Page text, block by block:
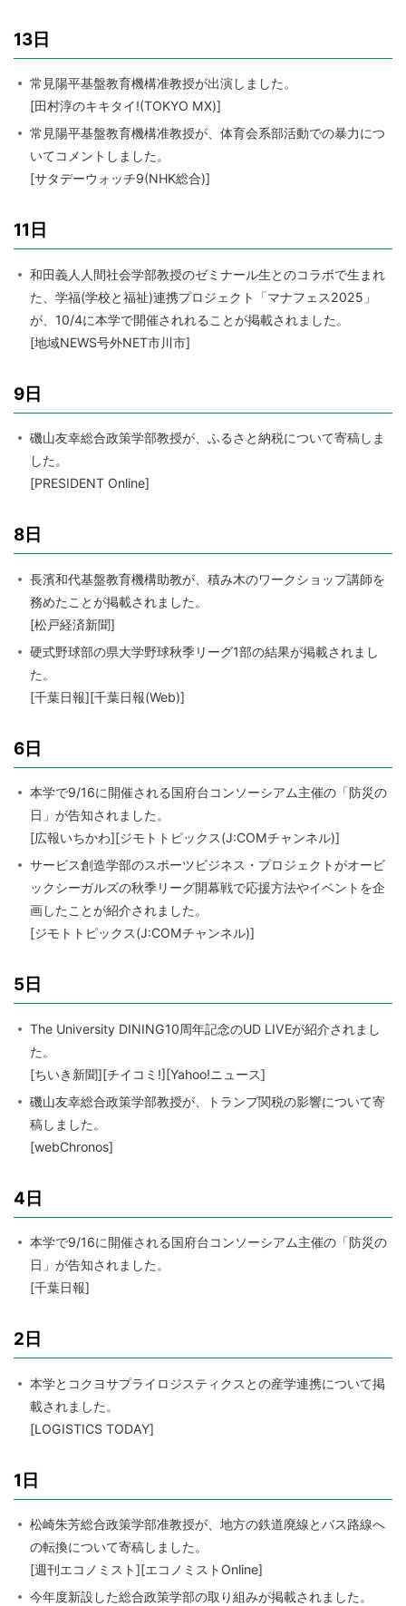
13日
常見陽平基盤教育機構准教授が出演しました。
[田村淳のキキタイ!(TOKYO MX)]
常見陽平基盤教育機構准教授が、体育会系部活動での暴力につ
いてコメントしました。
[サタデーウォッチ9(NHK総合)]
11日
和田義人人間社会学部教授のゼミナール生とのコラボで生まれ
た、学福(学校と福祉)連携プロジェクト「マナフェス2025」
が、10/4に本学で開催されれることが掲載されました。
[地域NEWS号外NET市川市]
9日
磯山友幸総合政策学部教授が、ふるさと納税について寄稿しま
した。
[PRESIDENT Online]
8日
長濱和代基盤教育機構助教が、積み木のワークショップ講師を
務めたことが掲載されました。
[松戸経済新聞]
硬式野球部の県大学野球秋季リーグ1部の結果が掲載されまし
た。
[千葉日報][千葉日報(Web)]
6日
本学で9/16に開催される国府台コンソーシアム主催の「防災の
日」が告知されました。
[広報いちかわ][ジモトトピックス(J:COMチャンネル)]
サービス創造学部のスポーツビジネス・プロジェクトがオービ
ックシーガルズの秋季リーグ開幕戦で応援方法やイベントを企
画したことが紹介されました。
[ジモトトピックス(J:COMチャンネル)]
5日
The University DINING10周年記念のUD LIVEが紹介されまし
た。
[ちいき新聞][チイコミ!][Yahoo!ニュース]
磯山友幸総合政策学部教授が、トランプ関税の影響について寄
稿しました。
[webChronos]
4日
本学で9/16に開催される国府台コンソーシアム主催の「防災の
日」が告知されました。
[千葉日報]
2日
本学とコクヨサプライロジスティクスとの産学連携について掲
載されました。
[LOGISTICS TODAY]
1日
松崎朱芳総合政策学部准教授が、地方の鉄道廃線とバス路線へ
の転換について寄稿しました。
[週刊エコノミスト][エコノミストOnline]
今年度新設した総合政策学部の取り組みが掲載されました。